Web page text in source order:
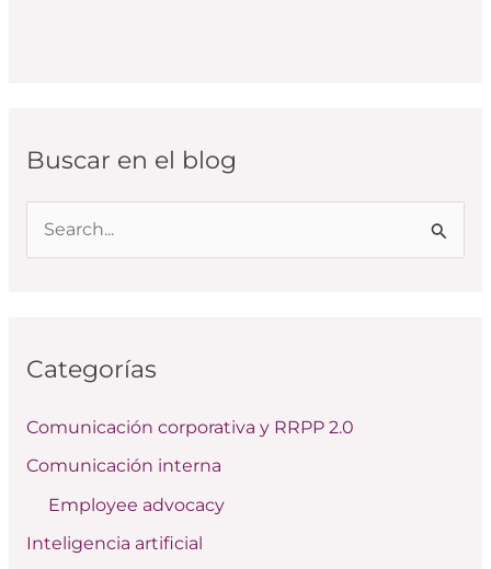
Buscar en el blog
a
p
o
:
Categorías
Comunicación corporativa y RRPP 2.0
Comunicación interna
Employee advocacy
Inteligencia artificial